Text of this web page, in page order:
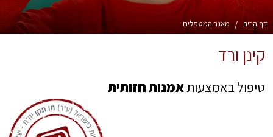
דף הבית / מאגר המטפלים
קינן ורד
טיפול באמצעותאמנות חזותית